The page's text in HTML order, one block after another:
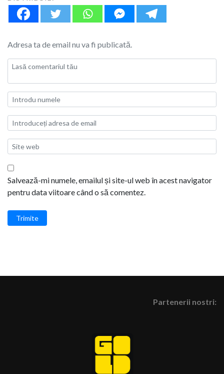
Adresa ta de email nu va fi publicată.
Salvează-mi numele, emailul și site-ul web în acest navigator
pentru data viitoare când o să comentez.
Trimite
Partenerii nostri: